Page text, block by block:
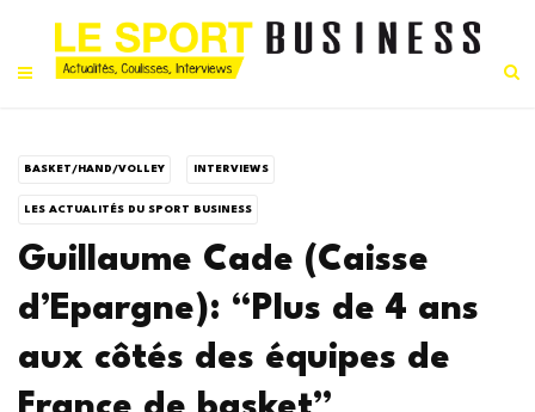
BASKET/HAND/VOLLEY INTERVIEWS
LES ACTUALITÉS DU SPORT BUSINESS
Guillaume Cade (Caisse
d’Epargne): “Plus de 4 ans
aux côtés des équipes de